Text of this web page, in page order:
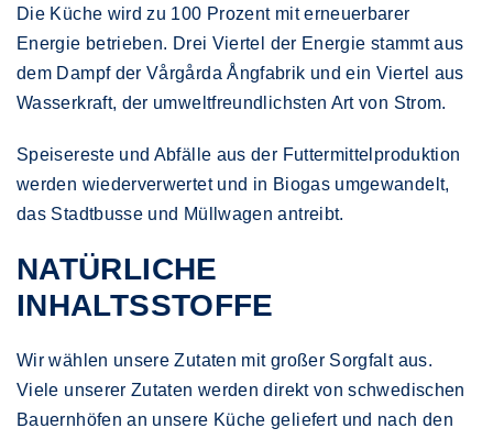
Die Küche wird zu 100 Prozent mit erneuerbarer
Energie betrieben. Drei Viertel der Energie stammt aus
dem Dampf der Vårgårda Ångfabrik und ein Viertel aus
Wasserkraft, der umweltfreundlichsten Art von Strom.
Speisereste und Abfälle aus der Futtermittelproduktion
werden wiederverwertet und in Biogas umgewandelt,
das Stadtbusse und Müllwagen antreibt.
NATÜRLICHE
INHALTSSTOFFE
Wir wählen unsere Zutaten mit großer Sorgfalt aus.
Viele unserer Zutaten werden direkt von schwedischen
Bauernhöfen an unsere Küche geliefert und nach den